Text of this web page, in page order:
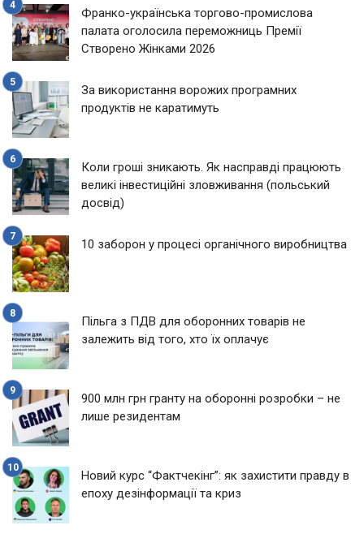
Франко-українська торгово-промислова
палата оголосила переможниць Премії
Створено Жінками 2026
За використання ворожих програмних
продуктів не каратимуть
Коли гроші зникають. Як насправді працюють
великі інвестиційні зловживання (польський
досвід)
10 заборон у процесі органічного виробництва
Пільга з ПДВ для оборонних товарів не
залежить від того, хто їх оплачує
900 млн грн гранту на оборонні розробки – не
лише резидентам
Новий курс “Фактчекінг”: як захистити правду в
епоху дезінформації та криз